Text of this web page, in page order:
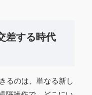
差する時代
るのは、単なる新し